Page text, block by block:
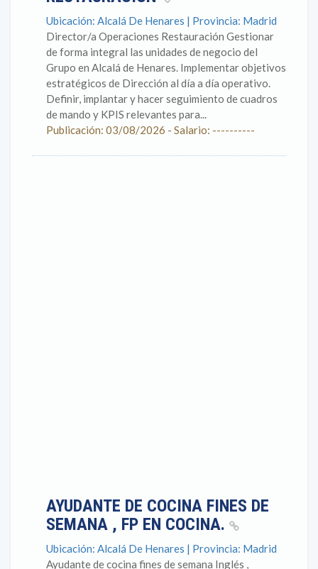
Ubicación: Alcalá De Henares | Provincia: Madrid
Director/a Operaciones Restauración Gestionar
de forma integral las unidades de negocio del
Grupo en Alcalá de Henares. Implementar objetivos
estratégicos de Dirección al día a día operativo.
Definir, implantar y hacer seguimiento de cuadros
de mando y KPIS relevantes para...
Publicación: 03/08/2026 - Salario: ----------
AYUDANTE DE COCINA FINES DE
SEMANA , FP EN COCINA.
Ubicación: Alcalá De Henares | Provincia: Madrid
Ayudante de cocina fines de semana Inglés ,